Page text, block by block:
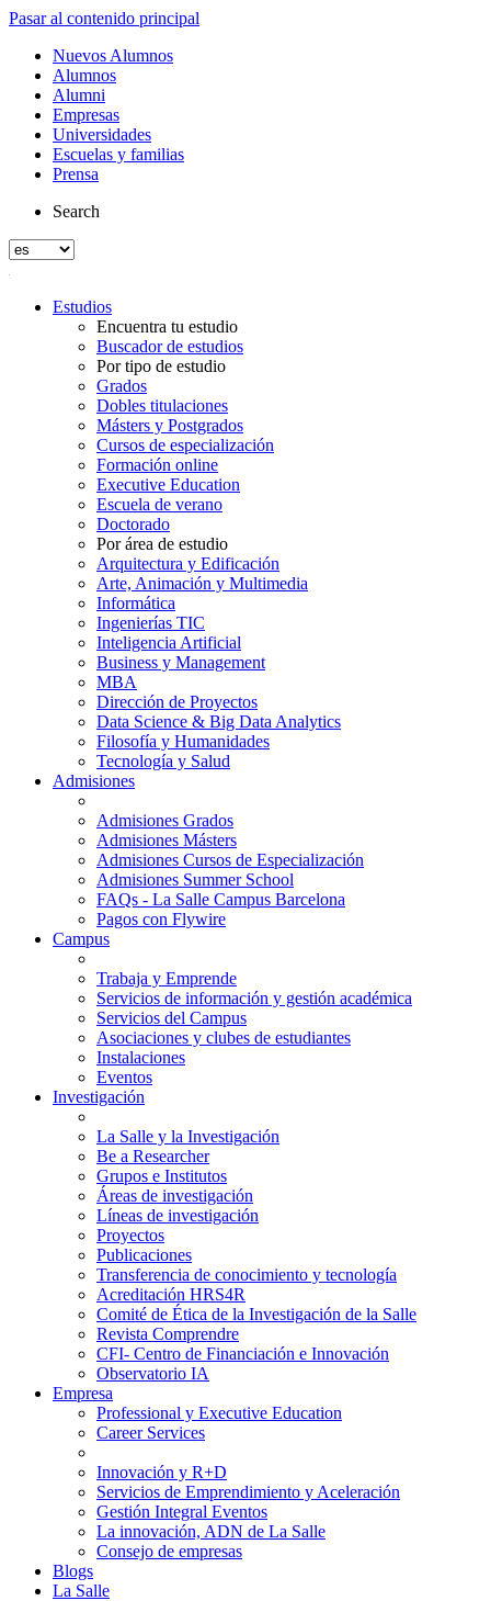
Pasar al contenido principal
Nuevos Alumnos
Alumnos
Alumni
Empresas
Universidades
Escuelas y familias
Prensa
Search
Estudios
Encuentra tu estudio
Buscador de estudios
Por tipo de estudio
Grados
Dobles titulaciones
Másters y Postgrados
Cursos de especialización
Formación online
Executive Education
Escuela de verano
Doctorado
Por área de estudio
Arquitectura y Edificación
Arte, Animación y Multimedia
Informática
Ingenierías TIC
Inteligencia Artificial
Business y Management
MBA
Dirección de Proyectos
Data Science & Big Data Analytics
Filosofía y Humanidades
Tecnología y Salud
Admisiones
Admisiones Grados
Admisiones Másters
Admisiones Cursos de Especialización
Admisiones Summer School
FAQs - La Salle Campus Barcelona
Pagos con Flywire
Campus
Trabaja y Emprende
Servicios de información y gestión académica
Servicios del Campus
Asociaciones y clubes de estudiantes
Instalaciones
Eventos
Investigación
La Salle y la Investigación
Be a Researcher
Grupos e Institutos
Áreas de investigación
Líneas de investigación
Proyectos
Publicaciones
Transferencia de conocimiento y tecnología
Acreditación HRS4R
Comité de Ética de la Investigación de la Salle
Revista Comprendre
CFI- Centro de Financiación e Innovación
Observatorio IA
Empresa
Professional y Executive Education
Career Services
Innovación y R+D
Servicios de Emprendimiento y Aceleración
Gestión Integral Eventos
La innovación, ADN de La Salle
Consejo de empresas
Blogs
La Salle